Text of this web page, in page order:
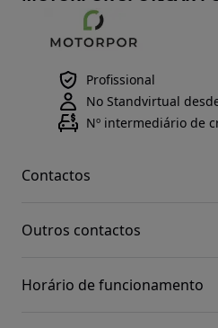
Profissional
No Standvirtual
Nº intermediário de
Contactos
Outros contactos
Horário de funcionamento